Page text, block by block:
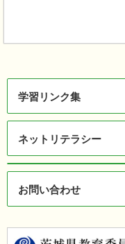
学習リンク集
ネットリテラシー
お問い合わせ